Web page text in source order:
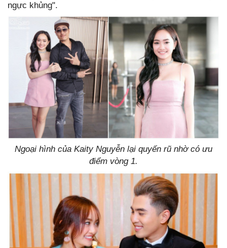
ngực khủng".
Ngoại hình của Kaity Nguyễn lại quyến rũ nhờ có ưu
điểm vòng 1.